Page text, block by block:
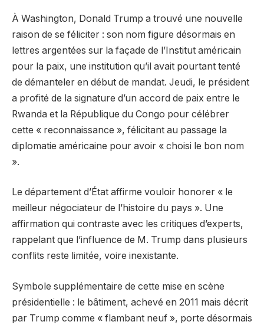
À Washington, Donald Trump a trouvé une nouvelle
raison de se féliciter : son nom figure désormais en
lettres argentées sur la façade de l’Institut américain
pour la paix, une institution qu’il avait pourtant tenté
de démanteler en début de mandat. Jeudi, le président
a profité de la signature d’un accord de paix entre le
Rwanda et la République du Congo pour célébrer
cette « reconnaissance », félicitant au passage la
diplomatie américaine pour avoir « choisi le bon nom
».
Le département d’État affirme vouloir honorer « le
meilleur négociateur de l’histoire du pays ». Une
affirmation qui contraste avec les critiques d’experts,
rappelant que l’influence de M. Trump dans plusieurs
conflits reste limitée, voire inexistante.
Symbole supplémentaire de cette mise en scène
présidentielle : le bâtiment, achevé en 2011 mais décrit
par Trump comme « flambant neuf », porte désormais